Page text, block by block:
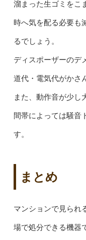
溜まった生ゴミをこ
時へ気を配る必要も
るでしょう。
ディスポーザーのデ
道代・電気代がかさ
また、動作音が少し
間帯によっては騒音
す。
まとめ
マンションで見られ
場で処分できる機器